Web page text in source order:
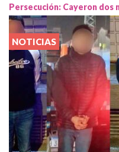
Persecución: Cayeron
NOTICIAS